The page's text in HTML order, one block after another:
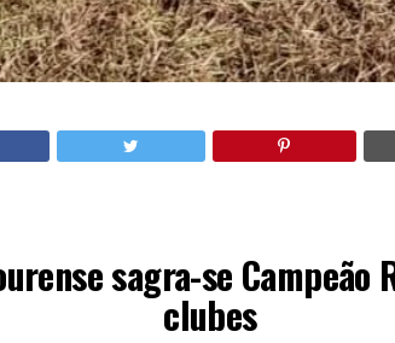
sagra-se Campeão
clubes